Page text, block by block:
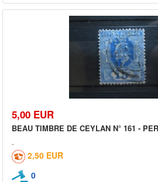
5,00 EUR
BEAU TIMBRE DE CEYLAN N° 161 -
2,50 EUR
0